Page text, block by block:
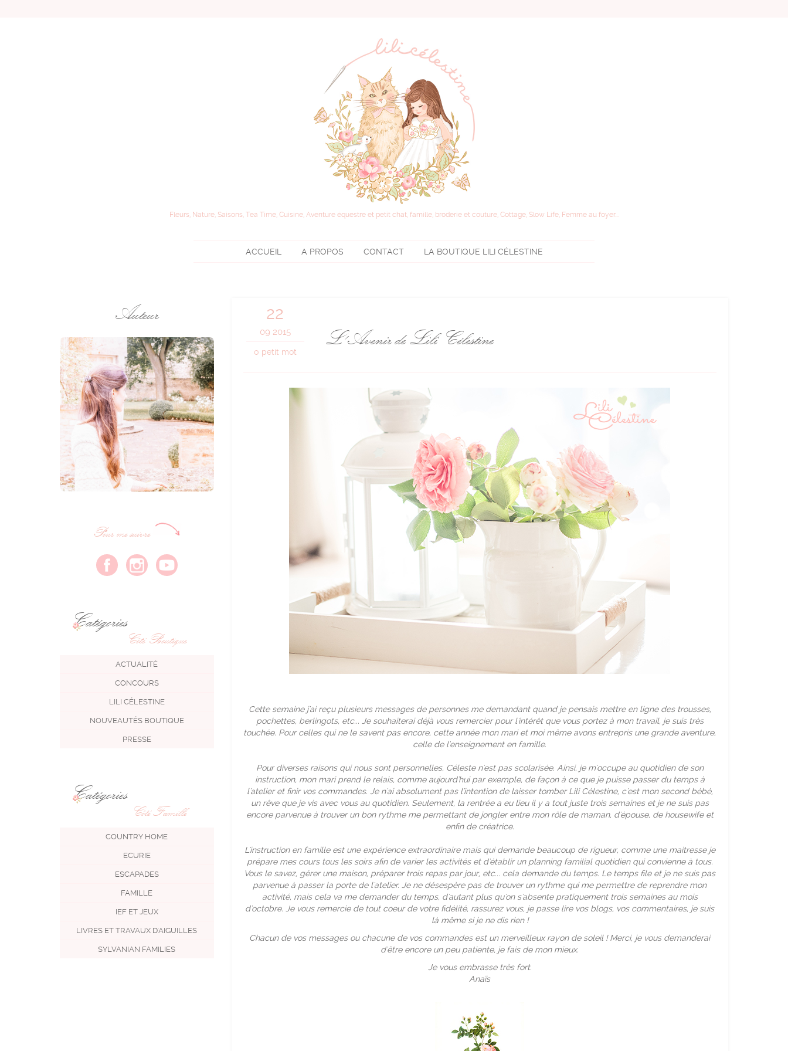
Fleurs, Nature, Saisons, Tea Time, Cuisine, Aventure équestre et petit chat, famille, broderie et couture, Cottage, Slow Life, Femme au foyer...
ACCUEIL A PROPOS CONTACT LA BOUTIQUE LILI CÉLESTINE
Auteur
Pour me suivre
Catégories
Côté Boutique
ACTUALITÉ
CONCOURS
LILI CÉLESTINE
NOUVEAUTÉS BOUTIQUE
PRESSE
Catégories
Côté Famille
COUNTRY HOME
ECURIE
ESCAPADES
FAMILLE
IEF ET JEUX
LIVRES ET TRAVAUX D'AIGUILLES
SYLVANIAN FAMILIES
22
09 2015
0 petit mot
L' Avenir de Lili Célestine
Cette semaine j'ai reçu plusieurs messages de personnes me demandant quand je pensais mettre en ligne des trousses,
pochettes, berlingots, etc... Je souhaiterai déjà vous remercier pour l'intérêt que vous portez à mon travail, je suis très
touchée. Pour celles qui ne le savent pas encore, cette année mon mari et moi même avons entrepris une grande aventure,
celle de l'enseignement en famille.
Pour diverses raisons qui nous sont personnelles, Céleste n'est pas scolarisée. Ainsi, je m'occupe au quotidien de son
instruction, mon mari prend le relais, comme aujourd'hui par exemple, de façon à ce que je puisse passer du temps à
l'atelier et finir vos commandes. Je n'ai absolument pas l'intention de laisser tomber Lili Célestine, c'est mon second bébé,
un rêve que je vis avec vous au quotidien. Seulement, la rentrée a eu lieu il y a tout juste trois semaines et je ne suis pas
encore parvenue à trouver un bon rythme me permettant de jongler entre mon rôle de maman, d'épouse, de housewife et
enfin de créatrice.
L'instruction en famille est une expérience extraordinaire mais qui demande beaucoup de rigueur, comme une maitresse je
prépare mes cours tous les soirs afin de varier les activités et d'établir un planning familial quotidien qui convienne à tous.
Vous le savez, gérer une maison, préparer trois repas par jour, etc... cela demande du temps. Le temps file et je ne suis pas
parvenue à passer la porte de l'atelier. Je ne désespère pas de trouver un rythme qui me permettre de reprendre mon
activité, mais cela va me demander du temps, d'autant plus qu'on s'absente pratiquement trois semaines au mois
d'octobre. Je vous remercie de tout coeur de votre fidélité, rassurez vous, je passe lire vos blogs, vos commentaires, je suis
là même si je ne dis rien !
Chacun de vos messages ou chacune de vos commandes est un merveilleux rayon de soleil ! Merci, je vous demanderai
d'être encore un peu patiente, je fais de mon mieux.
Je vous embrasse très fort.
Anaïs